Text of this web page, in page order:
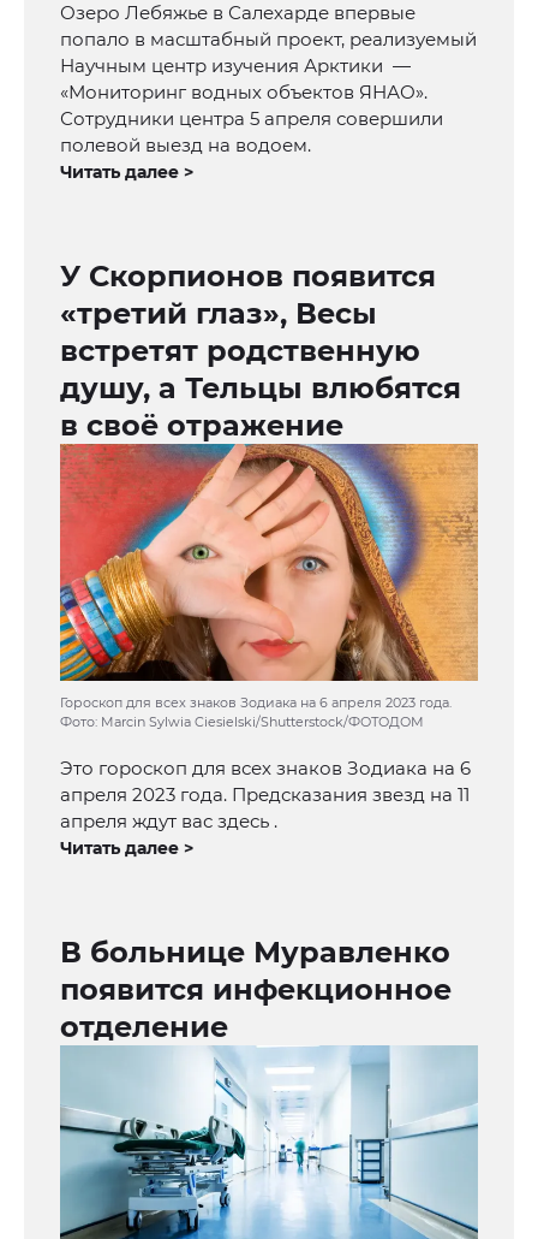
Озеро Лебяжье в Салехарде впервые
попало в масштабный проект, реализуемый
Научным центр изучения Арктики —
«Мониторинг водных объектов ЯНАО».
Сотрудники центра 5 апреля совершили
полевой выезд на водоем.
Читать далее >
У Скорпионов появится
«третий глаз», Весы
встретят родственную
душу, а Тельцы влюбятся
в своё отражение
Гороскоп для всех знаков Зодиака на 6 апреля 2023 года.
Фото: Marcin Sylwia Ciesielski/Shutterstock/ФОТОДОМ
Это гороскоп для всех знаков Зодиака на 6
апреля 2023 года. Предсказания звезд на 11
апреля ждут вас здесь .
Читать далее >
В больнице Муравленко
появится инфекционное
отделение